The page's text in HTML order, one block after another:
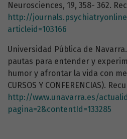
Neurosciences, 19, 358- 362.
http://
articleid=103166
Universidad Pública de
pautas para entender y
humor y afrontar la vida con
CURSOS Y CONFERENCIAS).
http://www.unavarra.es/
pagina=2&contentId=133285